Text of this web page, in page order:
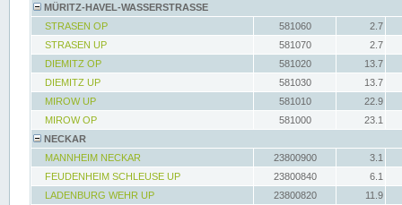
MÜRITZ-HAVEL-WASSERSTRASSE
STRASEN OP
581060
2.7
STRASEN UP
581070
2.7
DIEMITZ OP
581020
13.7
DIEMITZ UP
581030
13.7
MIROW UP
581010
22.9
MIROW OP
581000
23.1
NECKAR
MANNHEIM NECKAR
23800900
3.1
FEUDENHEIM SCHLEUSE UP
23800840
6.1
LADENBURG WEHR UP
23800820
11.9